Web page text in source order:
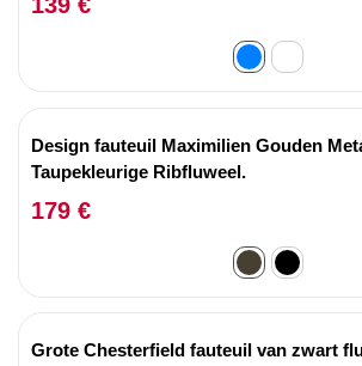
Design fauteuil Maximilien Gouden
Taupekleurige Ribfluweel.
179 €
Grote Chesterfield fauteuil van zwart